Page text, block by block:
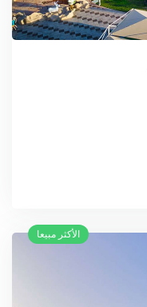
الأكثر مبيعا